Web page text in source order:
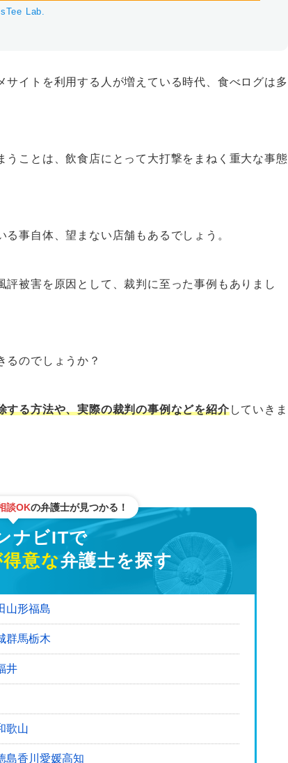
Lab.
イトを利用する人が増えている時代、食べログは多
うことは、飲食店にとって大打撃をまねく重大な事態
事自体、望まない店舗もあるでしょう。
被害を原因として、裁判に至った事例もありまし
るのでしょうか？
する方法や、実際の裁判の事例などを紹介していきま
談OKの弁護士が見つかる！
ビITで
意な弁護士を探す
山形福島
群馬栃木
井
歌山
島香川 愛媛高知